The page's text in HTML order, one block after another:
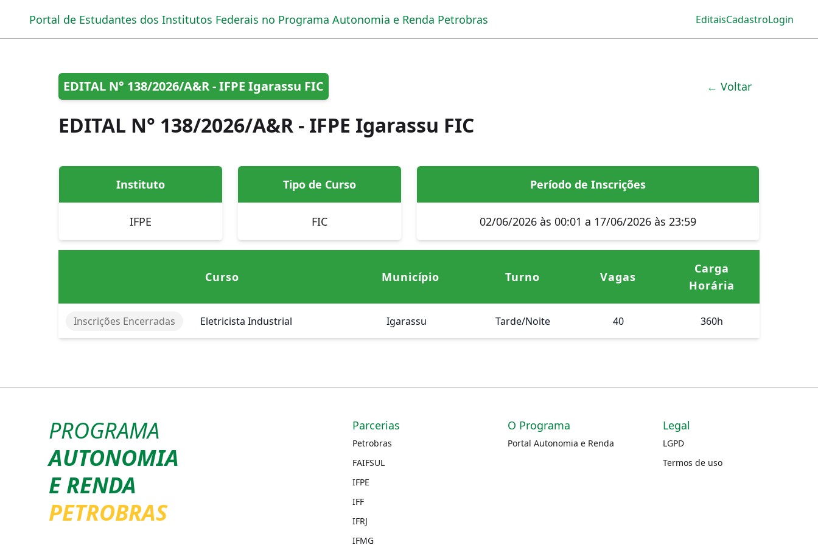
Portal de Estudantes dos Institutos Federais no Programa Autonomia e Renda Petrobras EditaisCadastroLogin
← Voltar
EDITAL N° 138/2026/A&R - IFPE Igarassu FIC
EDITAL N° 138/2026/A&R - IFPE Igarassu FIC
Instituto
IFPE
Tipo de Curso
FIC
Período de Inscrições
02/06/2026 às 00:01 a 17/06/2026 às 23:59
Curso Município Turno Vagas
Carga
Horária
Inscrições Encerradas Eletricista Industrial Igarassu Tarde/Noite 40 360h
PROGRAMA
AUTONOMIA
E RENDA
PETROBRAS
Parcerias
Petrobras
FAIFSUL
IFPE
IFF
IFRJ
IFMG
O Programa
Portal Autonomia e Renda
Legal
LGPD
Termos de uso